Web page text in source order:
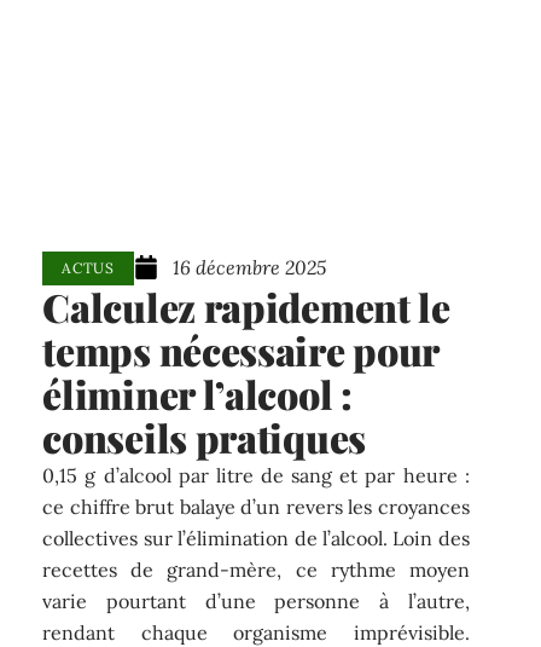
ACTUS 16 décembre 2025
Calculez rapidement le
temps nécessaire pour
éliminer l’alcool :
conseils pratiques
0,15 g d’alcool par litre de sang et par heure :
ce chiffre brut balaye d’un revers les croyances
collectives sur l’élimination de l’alcool. Loin des
recettes de grand-mère, ce rythme moyen
varie pourtant d’une personne à l’autre,
rendant chaque organisme imprévisible.